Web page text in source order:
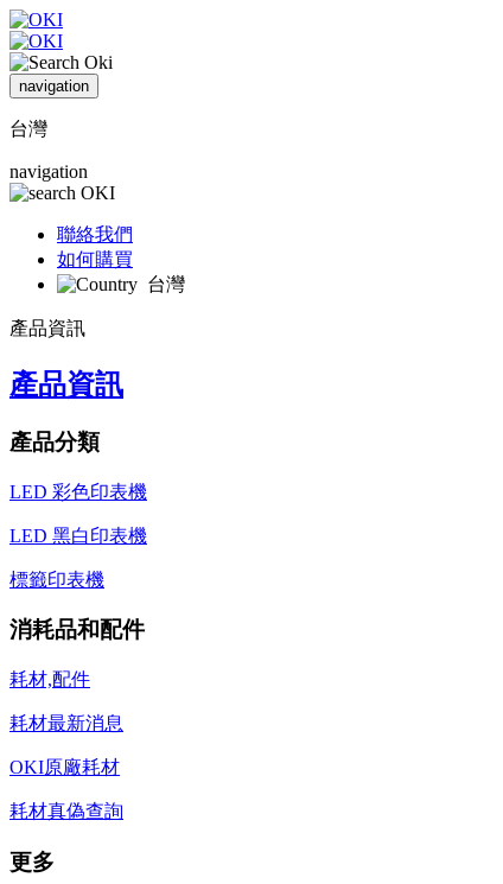
navigation
台灣
navigation
聯絡我們
如何購買
台灣
產品資訊
產品資訊
產品分類
LED 彩色印表機
LED 黑白印表機
標籤印表機
消耗品和配件
耗材,配件
耗材最新消息
OKI原廠耗材
耗材真偽查詢
更多